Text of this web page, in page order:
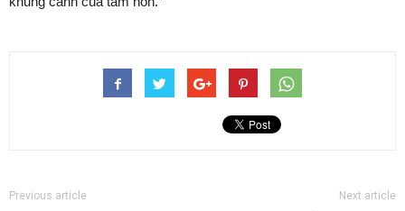
Previous article Next article